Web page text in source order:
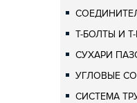
Т-БОЛТЫ И
СУХАРИ
УГЛОВЫЕ
СИСТЕМА